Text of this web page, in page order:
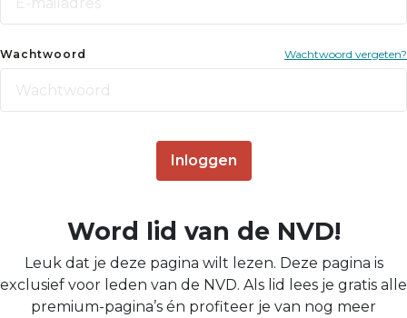
Wachtwoord Wachtwoord vergeten?
Inloggen
Word lid van de NVD!
Leuk dat je deze pagina wilt lezen. Deze pagina is
exclusief voor leden van de NVD. Als lid lees je gratis alle
premium-pagina’s én profiteer je van nog meer